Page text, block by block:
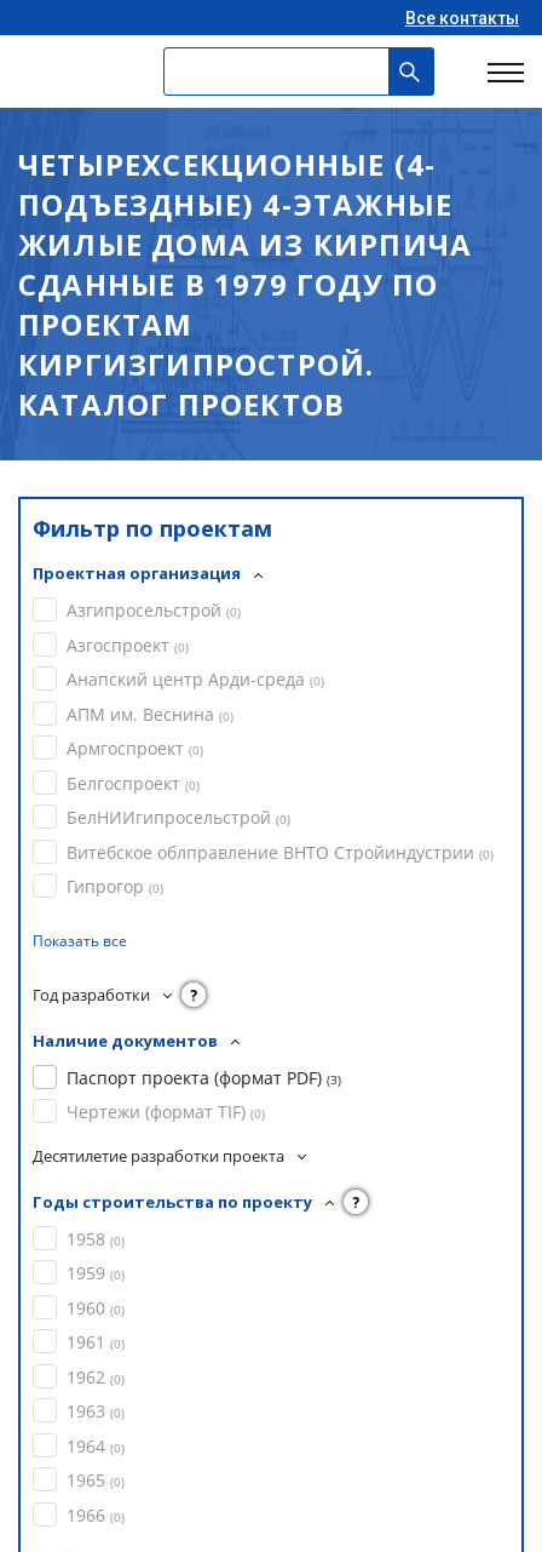
Все контакты
ЧЕТЫРЕХСЕКЦИОННЫЕ (4-
ПОДЪЕЗДНЫЕ) 4-ЭТАЖНЫЕ
ЖИЛЫЕ ДОМА ИЗ КИРПИЧА
СДАННЫЕ В 1979 ГОДУ ПО
ПРОЕКТАМ
КИРГИЗГИПРОСТРОЙ.
КАТАЛОГ ПРОЕКТОВ
Фильтр по проектам
Проектная организация
Азгипросельстрой (0)
Азгоспроект (0)
Анапский центр Арди-среда (0)
АПМ им. Веснина (0)
Армгоспроект (0)
Белгоспроект (0)
БелНИИгипросельстрой (0)
Витебское облправление ВНТО Стройиндустрии (0)
Гипрогор (0)
Показать все
Год разработки ?
Наличие документов
Паспорт проекта (формат PDF) (3)
Чертежи (формат TIF) (0)
Десятилетие разработки проекта
Годы строительства по проекту ?
1958 (0)
1959 (0)
1960 (0)
1961 (0)
1962 (0)
1963 (0)
1964 (0)
1965 (0)
1966 (0)